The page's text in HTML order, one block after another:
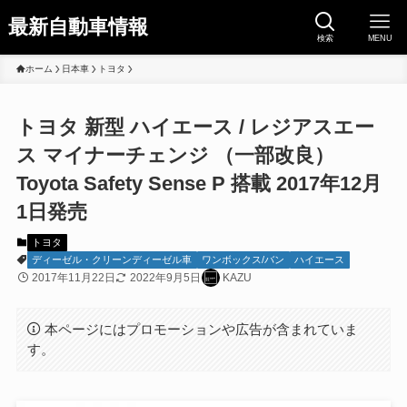
最新自動車情報 検索 MENU
ホーム 日本車 トヨタ
トヨタ 新型 ハイエース / レジアスエー
ス マイナーチェンジ （一部改良）
Toyota Safety Sense P 搭載 2017年12月
1日発売
トヨタ
ディーゼル・クリーンディーゼル車
ワンボックス/バン ハイエース
2017年11月22日 2022年9月5日 KAZU
本ページにはプロモーションや広告が含まれていま
す。